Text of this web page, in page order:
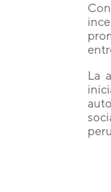
La